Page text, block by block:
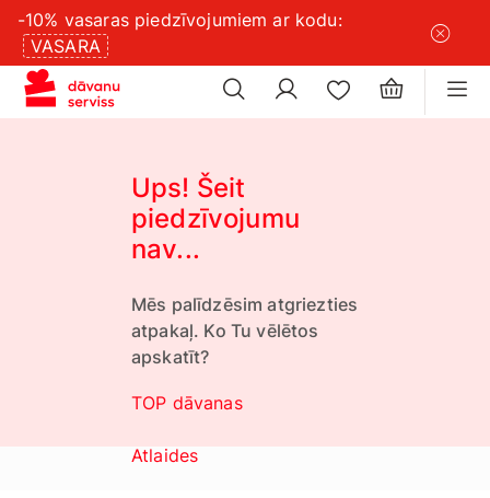
-10% vasaras piedzīvojumiem ar kodu:
VASARA
×
Ups! Šeit
piedzīvojumu
nav...
Mēs palīdzēsim atgriezties
atpakaļ. Ko Tu vēlētos
apskatīt?
TOP dāvanas
Atlaides
iestatījumus
×